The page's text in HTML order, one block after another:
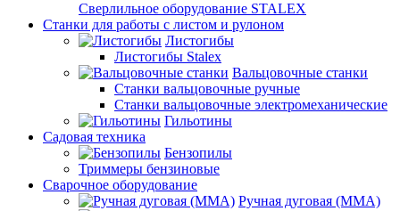
Сверлильное оборудование STALEX
Станки для работы с листом и рулоном
Листогибы
Листогибы Stalex
Вальцовочные станки
Станки вальцовочные ручные
Станки вальцовочные электромеханические
Гильотины
Садовая техника
Бензопилы
Триммеры бензиновые
Сварочное оборудование
Ручная дуговая (MMA)